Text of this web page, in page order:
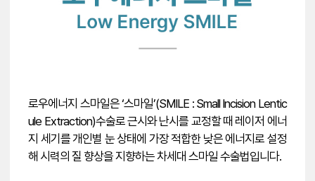
로우에너지 스마일은 ‘스마일’(SMILE : Small Incision Lentic
ule Extraction)수술로 근시와 난시를 교정할 때 레이저 에너
지 세기를 개인별 눈 상태에 가장 적합한 낮은 에너지로 설정
해 시력의 질 향상을 지향하는 차세대 스마일 수술법입니다.